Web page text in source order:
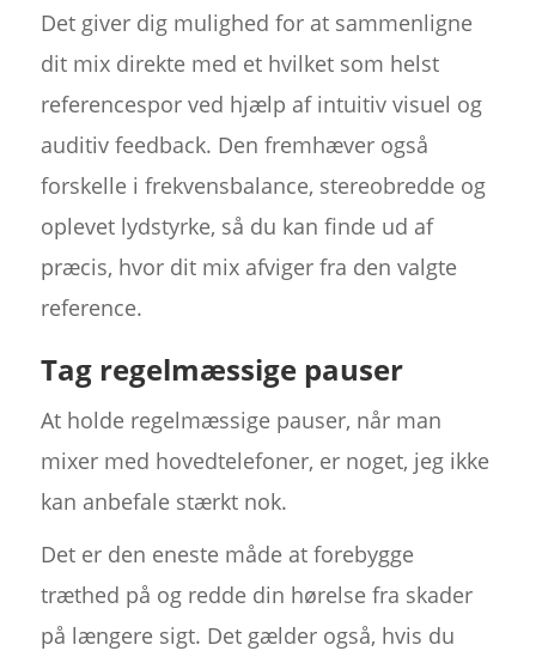
Det giver dig mulighed for at sammenligne
dit mix direkte med et hvilket som helst
referencespor ved hjælp af intuitiv visuel og
auditiv feedback. Den fremhæver også
forskelle i frekvensbalance, stereobredde og
oplevet lydstyrke, så du kan finde ud af
præcis, hvor dit mix afviger fra den valgte
reference.
Tag regelmæssige pauser
At holde regelmæssige pauser, når man
mixer med hovedtelefoner, er noget, jeg ikke
kan anbefale stærkt nok.
Det er den eneste måde at forebygge
træthed på og redde din hørelse fra skader
på længere sigt. Det gælder også, hvis du